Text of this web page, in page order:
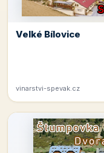
Velké Bílovice
vinarstvi-spevak.cz